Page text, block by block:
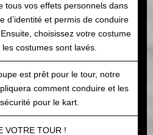
tous vos effets personnels dans
d’identité et permis de conduire
choisissez votre costume
les costumes sont lavés.
est prêt pour le tour, notre
comment conduire et les
pour le kart.
VOTRE TOUR !